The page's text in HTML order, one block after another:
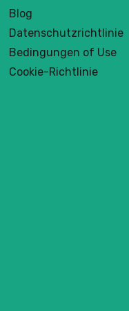
Blog
Datenschutzrichtlinie
Bedingungen of Use
Cookie-Richtlinie